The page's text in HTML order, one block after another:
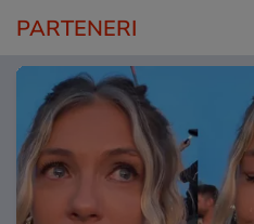
PARTENERI